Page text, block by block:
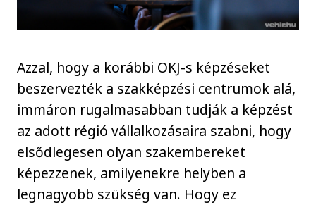
Azzal, hogy a korábbi OKJ-s képzéseket
beszervezték a szakképzési centrumok alá,
immáron rugalmasabban tudják a képzést
az adott régió vállalkozásaira szabni, hogy
elsődlegesen olyan szakembereket
képezzenek, amilyenekre helyben a
legnagyobb szükség van. Hogy ez